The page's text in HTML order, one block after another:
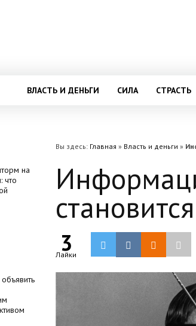
ВЛАСТЬ И ДЕНЬГИ СИЛА СТРАСТЬ
на
что
Вы здесь: Главная » Власть и деньги »
3
Лайки